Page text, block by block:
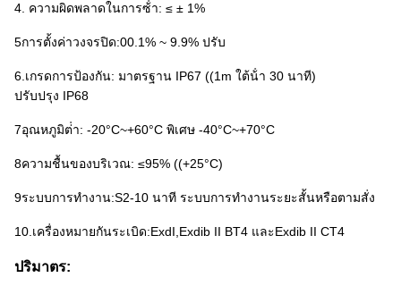
4. ความผิดพลาดในการซ้ํา: ≤ ± 1%
5การตั้งค่าวงจรปิด:00.1% ~ 9.9% ปรับ
6.เกรดการป้องกัน: มาตรฐาน IP67 ((1m ใต้น้ํา 30 นาที)
ปรับปรุง IP68
7อุณหภูมิต่ํา: -20°C~+60°C พิเศษ -40°C~+70°C
8ความชื้นของบริเวณ: ≤95% ((+25°C)
9ระบบการทํางาน:S2-10 นาที ระบบการทํางานระยะสั้นหรือตามสั่ง
10.เครื่องหมายกันระเบิด:ExdI,Exdib II BT4 และExdib II CT4
ปริมาตร: